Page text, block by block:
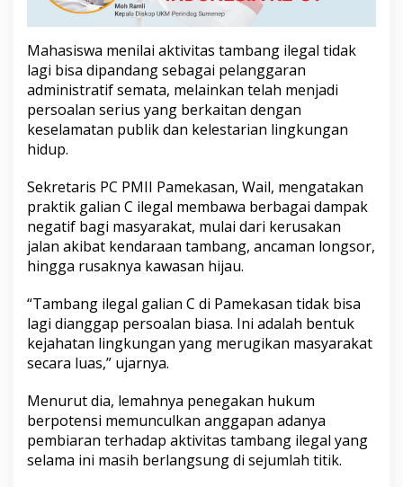
I
l
e
g
a
l
Mahasiswa menilai aktivitas tambang ilegal tidak
lagi bisa dipandang sebagai pelanggaran
administratif semata, melainkan telah menjadi
persoalan serius yang berkaitan dengan
keselamatan publik dan kelestarian lingkungan
hidup.
Sekretaris PC PMII Pamekasan, Wail, mengatakan
praktik galian C ilegal membawa berbagai dampak
negatif bagi masyarakat, mulai dari kerusakan
jalan akibat kendaraan tambang, ancaman longsor,
hingga rusaknya kawasan hijau.
“Tambang ilegal galian C di Pamekasan tidak bisa
lagi dianggap persoalan biasa. Ini adalah bentuk
kejahatan lingkungan yang merugikan masyarakat
secara luas,” ujarnya.
Menurut dia, lemahnya penegakan hukum
berpotensi memunculkan anggapan adanya
pembiaran terhadap aktivitas tambang ilegal yang
selama ini masih berlangsung di sejumlah titik.